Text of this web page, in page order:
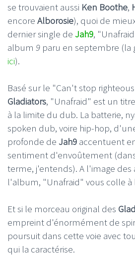
se trouvaient aussi Ken Boothe,
encore Alborosie), quoi de
dernier single de Jah9,
album 9 paru en septembre (la
ici).
Basé sur le "Can't stop
Gladiators, "Unafraid" est un
à la limite du dub. La batterie,
spoken dub, voire hip-hop,
profonde de Jah9 accentuent
sentiment d'envoûtement
terme, j'entends). A l'image des
l'album, "Unafraid" vous colle à
Et si le morceau original des
empreint d'énormément de
poursuit dans cette voie avec
qui la caractérise.